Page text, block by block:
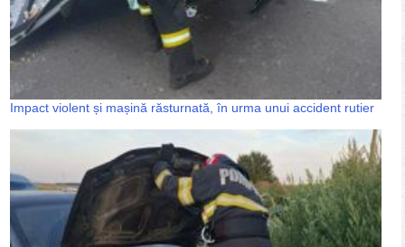
Impact violent și mașină răsturnată, în urma unui accident rutier